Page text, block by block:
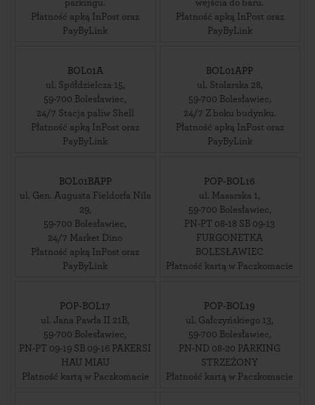
parkingu.
Płatność apką InPost oraz
PayByLink
wejścia do baru.
Płatność apką InPost oraz
PayByLink
BOL01A
ul. Spółdzielcza 15,
59-700 Bolesławiec,
24/7 Stacja paliw Shell
Płatność apką InPost oraz
PayByLink
BOL01APP
ul. Stolarska 28,
59-700 Bolesławiec,
24/7 Z boku budynku.
Płatność apką InPost oraz
PayByLink
BOL01BAPP
ul. Gen. Augusta Fieldorfa Nila
29,
59-700 Bolesławiec,
24/7 Market Dino
Płatność apką InPost oraz
PayByLink
POP-BOL16
ul. Masarska 1,
59-700 Bolesławiec,
PN-PT 08-18 SB 09-13
FURGONETKA
BOLESŁAWIEC
Płatność kartą w Paczkomacie
POP-BOL17
ul. Jana Pawła II 21B,
59-700 Bolesławiec,
PN-PT 09-19 SB 09-16 PAKERSI
HAU MIAU
Płatność kartą w Paczkomacie
POP-BOL19
ul. Gałczyńskiego 13,
59-700 Bolesławiec,
PN-ND 08-20 PARKING
STRZEŻONY
Płatność kartą w Paczkomacie